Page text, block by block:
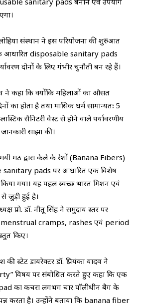
संस्थान ने इस परियोजना की शुरुआत
आधारित disposable sanitary pads
दोनों के लिए गंभीर चुनौती बन रहे हैं।
ने कहा कि क्योंकि महिलाओं का औसत
का होता है तथा मासिक धर्म सामान्यतः 5
सैनिटरी वेस्ट से होने वाले पर्यावरणीय
साझा की।
मठ द्वारा केले के रेशों (Banana Fibers)
sanitary pads पर आधारित एक विशेष
किया गया। यह पहल स्वच्छ भारत मिशन एवं
जुड़ी हुई है।
प्रो. डॉ. नीतू सिंह ने समुदाय स्तर पर
menstrual cramps, rashes एवं period
किए।
की स्टेट डायरेक्टर डॉ. प्रियंका यादव ने
विषय पर संबोधित करते हुए कहा कि एक
का कचरा लगभग चार पॉलीथीन बैग के
करता है। उन्होंने बताया कि banana fiber